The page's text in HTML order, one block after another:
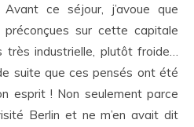
Avant ce séjour, j’avoue que
préconçues sur cette capitale
très industrielle, plutôt froide…
suite que ces pensés ont été
esprit ! Non seulement parce
Berlin et ne m’en avait dit